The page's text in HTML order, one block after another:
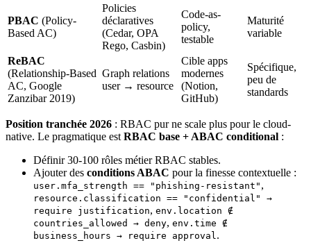
PBAC (Policy-
Based AC)
Policies
déclaratives
(Cedar, OPA
Rego, Casbin)
Code-as-
policy,
testable
Maturité
variable
ReBAC
(Relationship-Based
AC, Google
Zanzibar 2019)
Graph relations
user → resource
Cible apps
modernes
(Notion,
GitHub)
Spécifique,
peu de
standards
Position tranchée 2026 : RBAC pur ne scale plus pour le cloud-
native. Le pragmatique est RBAC base + ABAC conditional :
Définir 30-100 rôles métier RBAC stables.
Ajouter des conditions ABAC pour la finesse contextuelle :
user.mfa_strength == "phishing-resistant" ,
resource.classification == "confidential" →
require justification, env.location ∉
countries_allowed → deny, env.time ∉
business_hours → require approval.